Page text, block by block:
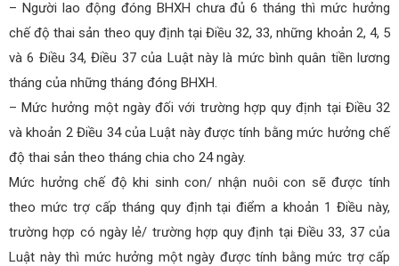
– Người lao động đóng BHXH chưa đủ 6 tháng thì mức hưởng
chế độ thai sản theo quy định tại Điều 32, 33, những khoản 2, 4, 5
và 6 Điều 34, Điều 37 của Luật này là mức bình quân tiền lương
tháng của những tháng đóng BHXH.
– Mức hưởng một ngày đối với trường hợp quy định tại Điều 32
và khoản 2 Điều 34 của Luật này được tính bằng mức hưởng chế
độ thai sản theo tháng chia cho 24 ngày.
Mức hưởng chế độ khi sinh con/ nhận nuôi con sẽ được tính
theo mức trợ cấp tháng quy định tại điểm a khoản 1 Điều này,
trường hợp có ngày lẻ/ trường hợp quy định tại Điều 33, 37 của
Luật này thì mức hưởng một ngày được tính bằng mức trợ cấp